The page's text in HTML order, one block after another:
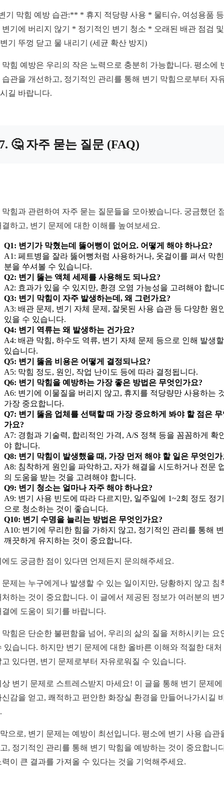
기 막힘 예방 습관:** * 휴지 적당량 사용 * 물티슈, 여성용품
변기에 버리지 않기 * 정기적인 변기 청소 * 오래된 배관 점검
기 뚜껑 닫고 물 내리기 (세균 확산 방지)
막힘 예방은 우리의 작은 노력으로 충분히 가능합니다. 평소에
습관을 개선하고, 정기적인 관리를 통해 변기 막힘으로부터 자
길 바랍니다.
🤔 자주 묻는 질문 (FAQ)
막힘과 관련하여 자주 묻는 질문들을 모아봤습니다. 궁금했던
결하고, 변기 문제에 대한 이해를 높여보세요.
Q1: 변기가 막혔는데 뚫어뻥이 없어요. 어떻게 해야 하나요?
A1: 페트병을 잘라 뚫어뻥처럼 사용하거나, 옷걸이를 펴서 막
분을 쑤셔볼 수 있습니다.
Q2: 변기 뚫는 액체 세제를 사용해도 되나요?
A2: 효과가 있을 수 있지만, 환경 오염 가능성을 고려해야 합니
Q3: 변기 막힘이 자주 발생하는데, 왜 그런가요?
A3: 배관 문제, 변기 자체 문제, 잘못된 사용 습관 등 다양한 원
있을 수 있습니다.
Q4: 변기 역류는 왜 발생하는 건가요?
A4: 배관 막힘, 하수도 역류, 변기 자체 문제 등으로 인해 발생
있습니다.
Q5: 변기 뚫음 비용은 어떻게 결정되나요?
A5: 막힘 정도, 원인, 작업 난이도 등에 따라 결정됩니다.
Q6: 변기 막힘을 예방하는 가장 좋은 방법은 무엇인가요?
A6: 변기에 이물질을 버리지 않고, 휴지를 적당량만 사용하는
가장 중요합니다.
Q7: 변기 뚫음 업체를 선택할 때 가장 중요하게 봐야 할 점은
가요?
A7: 경험과 기술력, 합리적인 가격, A/S 정책 등을 꼼꼼하게 확
야 합니다.
Q8: 변기 막힘이 발생했을 때, 가장 먼저 해야 할 일은 무엇인가
A8: 침착하게 원인을 파악하고, 자가 해결을 시도하거나 전문
의 도움을 받는 것을 고려해야 합니다.
Q9: 변기 청소는 얼마나 자주 해야 하나요?
A9: 변기 사용 빈도에 따라 다르지만, 일주일에 1~2회 정도 정
으로 청소하는 것이 좋습니다.
Q10: 변기 수명을 늘리는 방법은 무엇인가요?
A10: 변기에 무리한 힘을 가하지 않고, 정기적인 관리를 통해
깨끗하게 유지하는 것이 중요합니다.
에도 궁금한 점이 있다면 언제든지 문의해주세요.
문제는 누구에게나 발생할 수 있는 일이지만, 당황하지 않고 침
처하는 것이 중요합니다. 이 글에서 제공된 정보가 여러분의 변
결에 도움이 되기를 바랍니다.
막힘은 단순한 불편함을 넘어, 우리의 삶의 질을 저하시키는 요
있습니다. 하지만 변기 문제에 대한 올바른 이해와 적절한 대처
고 있다면, 변기 문제로부터 자유로워질 수 있습니다.
상 변기 문제로 스트레스받지 마세요! 이 글을 통해 변기 문제에
신감을 얻고, 쾌적하고 편안한 화장실 환경을 만들어나가시길
으로, 변기 문제는 예방이 최선입니다. 평소에 변기 사용 습관
, 정기적인 관리를 통해 변기 막힘을 예방하는 것이 중요합니
력이 큰 결과를 가져올 수 있다는 것을 기억해주세요.